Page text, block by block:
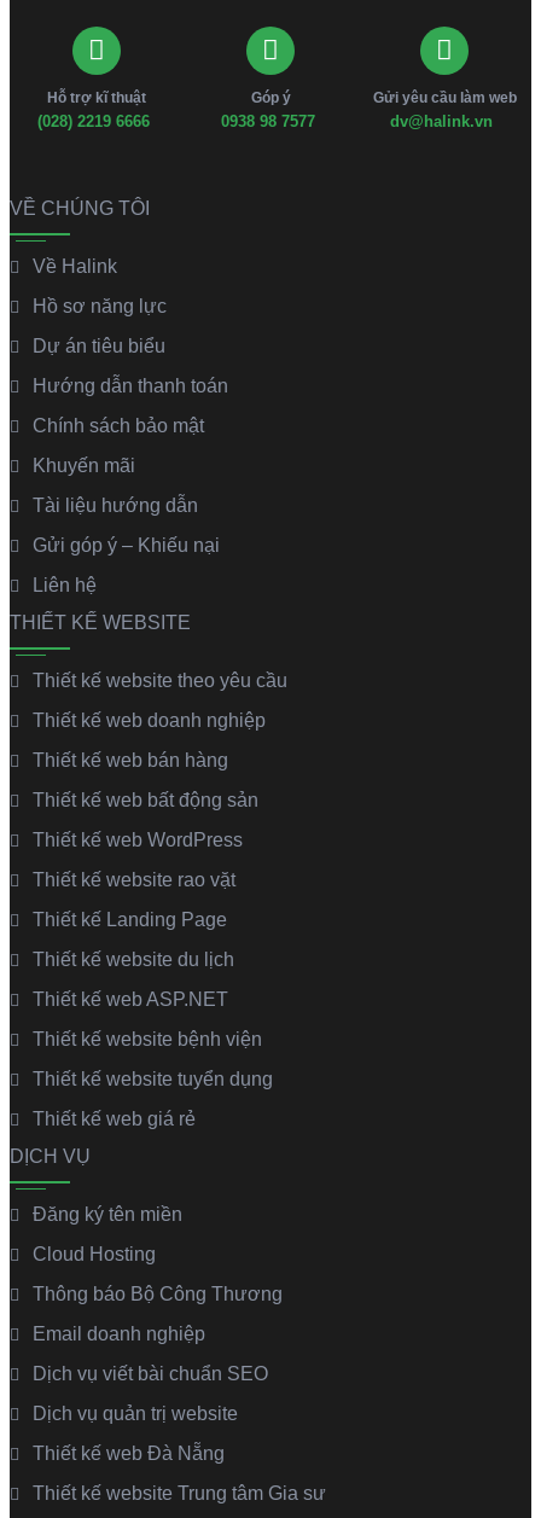
Hỗ trợ kĩ thuật
(028) 2219 6666
Góp ý
0938 98 7577
Gửi yêu cầu làm web
dv@halink.vn
VỀ CHÚNG TÔI
Về Halink
Hồ sơ năng lực
Dự án tiêu biểu
Hướng dẫn thanh toán
Chính sách bảo mật
Khuyến mãi
Tài liệu hướng dẫn
Gửi góp ý – Khiếu nại
Liên hệ
THIẾT KẾ WEBSITE
Thiết kế website theo yêu cầu
Thiết kế web doanh nghiệp
Thiết kế web bán hàng
Thiết kế web bất động sản
Thiết kế web WordPress
Thiết kế website rao vặt
Thiết kế Landing Page
Thiết kế website du lịch
Thiết kế web ASP.NET
Thiết kế website bệnh viện
Thiết kế website tuyển dụng
Thiết kế web giá rẻ
DỊCH VỤ
Đăng ký tên miền
Cloud Hosting
Thông báo Bộ Công Thương
Email doanh nghiệp
Dịch vụ viết bài chuẩn SEO
Dịch vụ quản trị website
Thiết kế web Đà Nẵng
Thiết kế website Trung tâm Gia sư